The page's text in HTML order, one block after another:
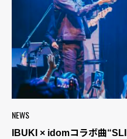
NEWS
IBUKI × idomコラボ曲